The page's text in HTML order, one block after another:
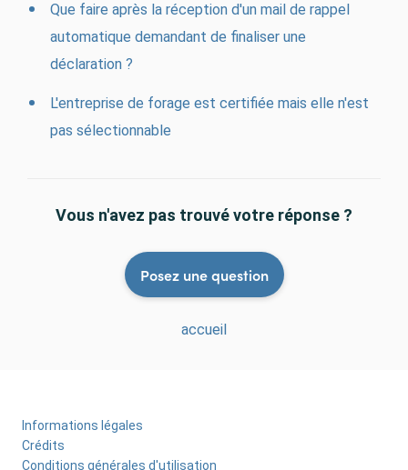
Que faire après la réception d'un mail de rappel
automatique demandant de finaliser une
déclaration ?
L'entreprise de forage est certifiée mais elle n'est
pas sélectionnable
Vous n'avez pas trouvé votre réponse ?
Posez une question
accueil
Menu
Pied
Informations légales
Crédits
Conditions générales d'utilisation